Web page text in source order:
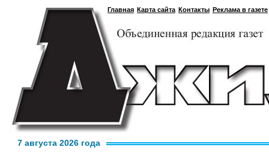
Главная Карта сайта Контакты Реклама в газете
7 августа 2026 года